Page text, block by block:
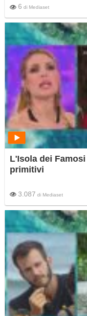
6 di Mediaset
L'Isola dei
primitivi
3.087 di Mediaset